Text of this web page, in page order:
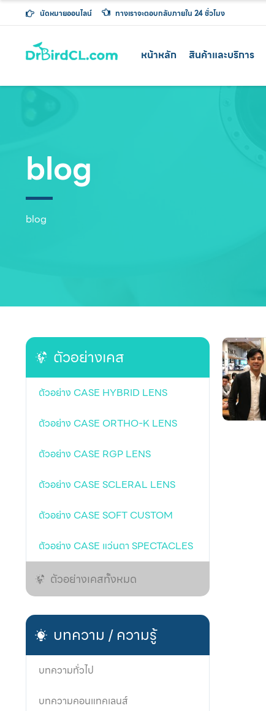
นัดหมายออนไลน์ ทางเราจะตอบกลับภายใน 24 ชั่วโมง
หน้าหลัก สินค้าและบริการ
blog
blog
ตัวอย่างเคส
ตัวอย่าง CASE HYBRID LENS
ตัวอย่าง CASE ORTHO-K LENS
ตัวอย่าง CASE RGP LENS
ตัวอย่าง CASE SCLERAL LENS
ตัวอย่าง CASE SOFT CUSTOM
ตัวอย่าง CASE แว่นตา SPECTACLES
ตัวอย่างเคสทั้งหมด
บทความ / ความรู้
บทความทั่วไป
บทความคอนแทคเลนส์